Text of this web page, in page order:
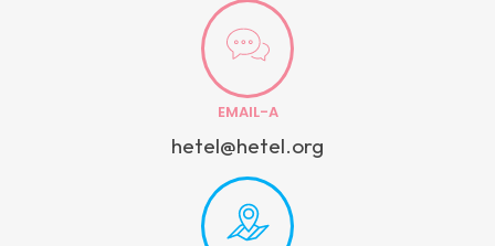
EMAIL-A
hetel@hetel.org